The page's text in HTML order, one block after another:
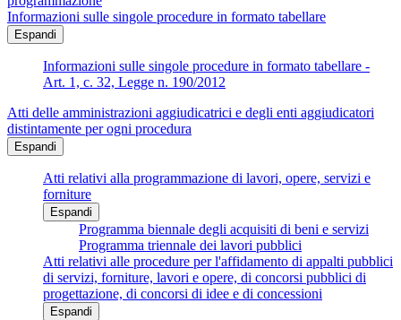
Informazioni sulle singole procedure in formato tabellare
Espandi
Informazioni sulle singole procedure in formato tabellare -
Art. 1, c. 32, Legge n. 190/2012
Atti delle amministrazioni aggiudicatrici e degli enti aggiudicatori
distintamente per ogni procedura
Espandi
Atti relativi alla programmazione di lavori, opere, servizi e
forniture
Espandi
Programma biennale degli acquisiti di beni e servizi
Programma triennale dei lavori pubblici
Atti relativi alle procedure per l'affidamento di appalti pubblici
di servizi, forniture, lavori e opere, di concorsi pubblici di
progettazione, di concorsi di idee e di concessioni
Espandi